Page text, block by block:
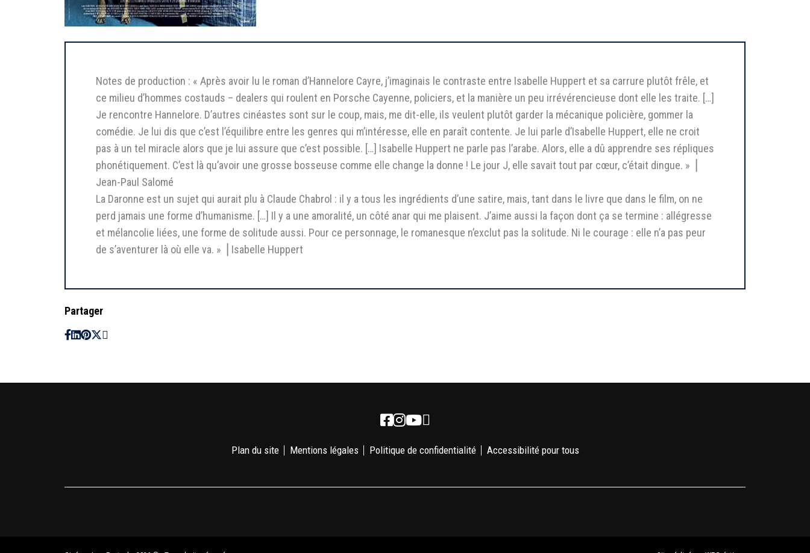
Notes de production : « Après avoir lu le roman d’Hannelore Cayre, j’imaginais le contraste entre Isabelle Huppert et sa carrure plutôt frêle, et
ce milieu d’hommes costauds – dealers qui roulent en Porsche Cayenne, policiers, et la manière un peu irrévérencieuse dont elle les traite. […]
Je rencontre Hannelore. D’autres cinéastes sont sur le coup, mais, me dit-elle, ils veulent plutôt garder la mécanique policière, gommer la
comédie. Je lui dis que c’est l’équilibre entre les genres qui m’intéresse, elle en paraît contente. Je lui parle d’Isabelle Huppert, elle ne croit
pas à un tel miracle alors que je lui assure que c’est possible. […] Isabelle Huppert ne parle pas l’arabe. Alors, elle a dû apprendre ses répliques
phonétiquement. C’est là qu’avoir une grosse bosseuse comme elle change la donne ! Le jour J, elle savait tout par cœur, c’était dingue. » ⎥
Jean-Paul Salomé
La Daronne est un sujet qui aurait plu à Claude Chabrol : il y a tous les ingrédients d’une satire, mais, tant dans le livre que dans le film, on ne
perd jamais une forme d’humanisme. […] Il y a une amoralité, un côté anar qui me plaisent. J’aime aussi la façon dont ça se termine : allégresse
et mélancolie liées, une forme de solitude aussi. Pour ce personnage, le romanesque n’exclut pas la solitude. Ni le courage : elle n’a pas peur
de s’aventurer là où elle va. » ⎥ Isabelle Huppert
Partager
Facebook
Instagram
Youtube
Newsletter
Plan du site Mentions légales Politique de confidentialité Accessibilité pour tous